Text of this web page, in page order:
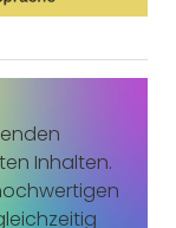
Inhalten.